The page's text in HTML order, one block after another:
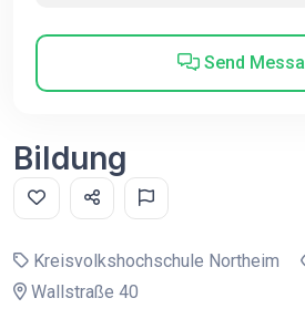
Send
Bildung
Kreisvolkshochschule Northeim
Wallstraße 40